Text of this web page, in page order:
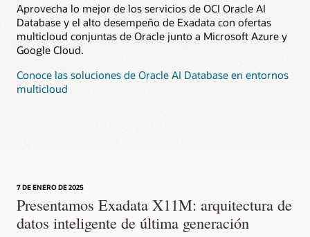
Aprovecha lo mejor de los servicios de OCI Oracle AI
Database y el alto desempeño de Exadata con ofertas
multicloud conjuntas de Oracle junto a Microsoft Azure y
Google Cloud.
Conoce las soluciones de Oracle AI Database en entornos
multicloud
7 DE ENERO DE 2025
Presentamos Exadata X11M: arquitectura de
datos inteligente de última generación